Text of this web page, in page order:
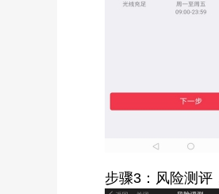
步骤3：风险测评